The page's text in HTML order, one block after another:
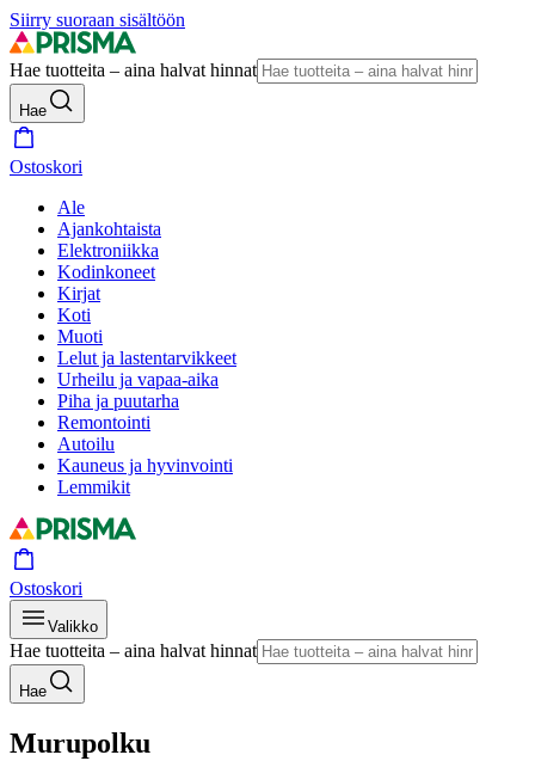
Siirry suoraan sisältöön
Hae tuotteita – aina halvat hinnat
Hae
Ostoskori
Ale
Ajankohtaista
Elektroniikka
Kodinkoneet
Kirjat
Koti
Muoti
Lelut ja lastentarvikkeet
Urheilu ja vapaa-aika
Piha ja puutarha
Remontointi
Autoilu
Kauneus ja hyvinvointi
Lemmikit
Ostoskori
Valikko
Hae tuotteita – aina halvat hinnat
Hae
Murupolku